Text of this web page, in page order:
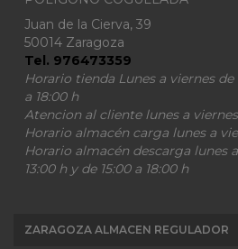
Juan de la Cierva, 39
50014 Zaragoza
Tel. 976473359
Horario tienda Lunes a viernes de
a 18:00 h
Atencion al cliente lunes a
Horario almacén carga lunes a
Horario almacén descarga lunes
13:00 h y de 15:00 a 18:00 h
ZARAGOZA ALMACEN REGULADOR